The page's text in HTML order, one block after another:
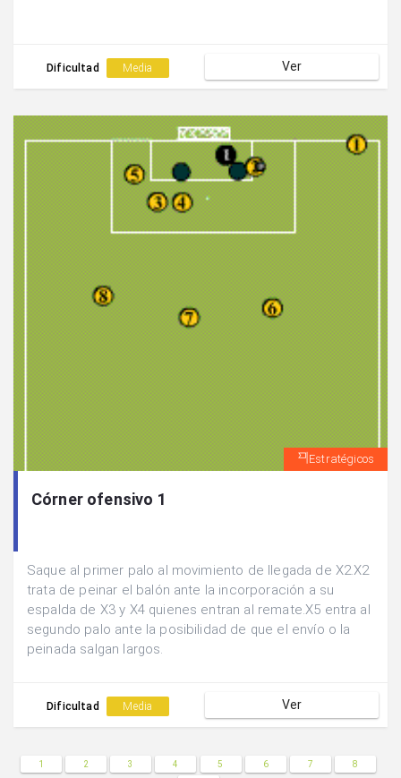
Dificultad Media Ver
Estratégicos
Córner ofensivo 1
Saque al primer palo al movimiento de llegada de X2.X2
trata de peinar el balón ante la incorporación a su
espalda de X3 y X4 quienes entran al remate.X5 entra al
segundo palo ante la posibilidad de que el envío o la
peinada salgan largos.
Dificultad Media Ver
1 2 3 4 5 6 7
8